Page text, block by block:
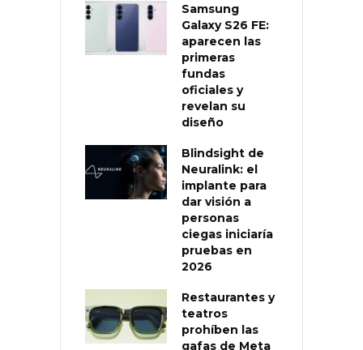
Samsung
Galaxy S26 FE:
aparecen las
primeras
fundas
oficiales y
revelan su
diseño
Blindsight de
Neuralink: el
implante para
dar visión a
personas
ciegas iniciaría
pruebas en
2026
Restaurantes y
teatros
prohíben las
gafas de Meta